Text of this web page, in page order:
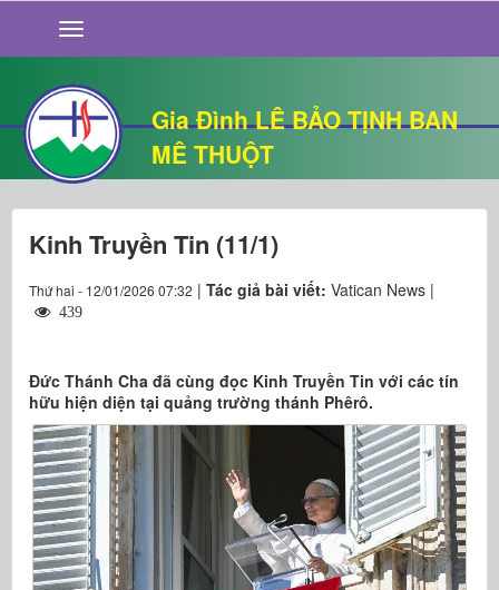
Gia Đình LÊ BẢO TỊNH BAN
MÊ THUỘT
GIỚI THIỆU
TIN TỨC
SỐNG ĐẠO
CHUYỆN NHÀ
QUÁN VĂN
THƯ GIÃN
Kinh Truyền Tin (11/1)
Thứ hai - 12/01/2026 07:32 | Tác giả bài viết: Vatican News |
439
Đức Thánh Cha đã cùng đọc Kinh Truyền Tin với các tín
hữu hiện diện tại quảng trường thánh Phêrô.